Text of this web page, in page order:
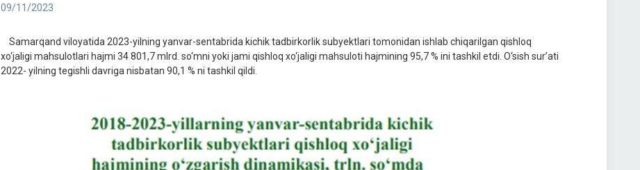
09/11/2023
Samarqand viloyatida 2023-yilning yanvar-sentabrida kichik tadbirkorlik subyektlari tomonidan ishlab chiqarilgan qishloq
xo‘jaligi mahsulotlari hajmi 34 801,7 mlrd. so‘mni yoki jami qishloq xo‘jaligi mahsuloti hajmining 95,7 % ini tashkil etdi. O‘sish sur’ati
2022- yilning tegishli davriga nisbatan 90,1 % ni tashkil qildi.